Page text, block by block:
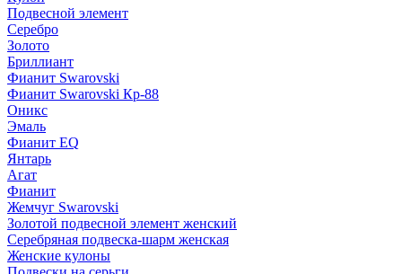
Подвесной элемент
Серебро
Золото
Бриллиант
Фианит Swarovski
Фианит Swarovski Кр-88
Оникс
Эмаль
Фианит EQ
Янтарь
Агат
Фианит
Жемчуг Swarovski
Золотой подвесной элемент женcкий
Серебряная подвеска-шарм женская
Женские кулоны